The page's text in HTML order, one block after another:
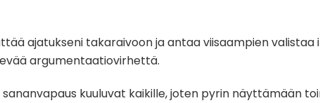
ajatukseni takaraivoon ja antaa viisaampien valistaa
argumentaatiovirhettä.
kuuluvat kaikille, joten pyrin näyttämään